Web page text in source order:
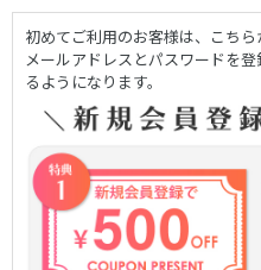
初めてご利用のお客様は、こちら
メールアドレスとパスワードを
るようになります。